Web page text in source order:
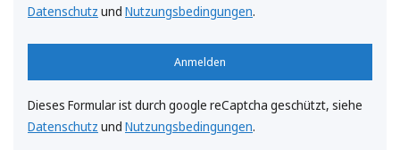
Datenschutz und Nutzungsbedingungen.
Anmelden
Dieses Formular ist durch google reCaptcha geschützt, siehe
Datenschutz und Nutzungsbedingungen.